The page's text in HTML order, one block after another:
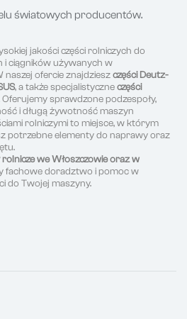
światowych producentów.
jakości części rolniczych do
i ciągników używanych w
ofercie znajdzieszczęści Deutz-
, a także specjalistyczneczęści
Oferujemy sprawdzone podzespoły,
i długą żywotność maszyn
rolniczymi to miejsce, w którym
potrzebne elementy do naprawy oraz
we Włoszczowie oraz w
fachowe doradztwo i pomoc w
do Twojej maszyny.